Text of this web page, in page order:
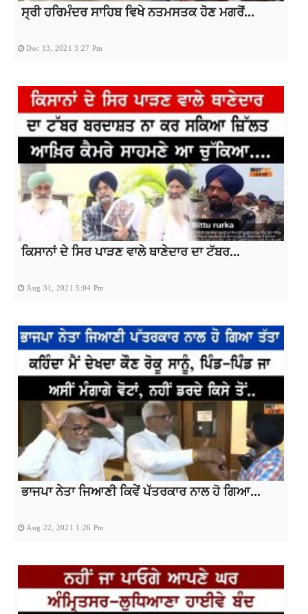
ਸ੍ਰੀ ਹਰਿਮੰਦਰ ਸਾਹਿਬ ਵਿਖੇ ਨਤਮਸਤਕ ਹੋਣ ਮਗਰੋਂ...
Dec 13, 2021 3:27 Pm
ਕਿਸਾਨਾਂ ਦੇ ਸਿਰ ਪਾੜਣ ਵਾਲੇ ਥਾਣੇਦਾਰ ਦਾ ਟੱਬਰ...
Aug 31, 2021 5:04 Pm
ਭਾਜਪਾ ਨੇਤਾ ਜਿਆਣੀ ਕਿਵੇਂ ਪੱਤਰਕਾਰ ਨਾਲ ਹੋ ਗਿਆ...
Aug 22, 2021 1:26 Pm